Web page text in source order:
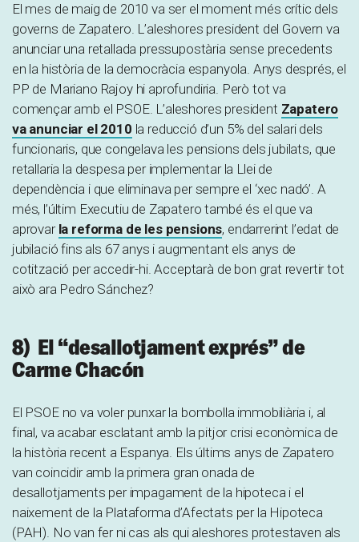
El mes de maig de 2010 va ser el moment més crític dels
governs de Zapatero. L’aleshores president del Govern va
anunciar una retallada pressupostària sense precedents
en la història de la democràcia espanyola. Anys després, el
PP de Mariano Rajoy hi aprofundiria. Però tot va
començar amb el PSOE. L’aleshores president Zapatero
va anunciar el 2010 la reducció d’un 5% del salari dels
funcionaris, que congelava les pensions dels jubilats, que
retallaria la despesa per implementar la Llei de
dependència i que eliminava per sempre el ‘xec nadó’. A
més, l’últim Executiu de Zapatero també és el que va
aprovar la reforma de les pensions, endarrerint l’edat de
jubilació fins als 67 anys i augmentant els anys de
cotització per accedir-hi. Acceptarà de bon grat revertir tot
això ara Pedro Sánchez?
8) El “desallotjament exprés” de
Carme Chacón
El PSOE no va voler punxar la bombolla immobiliària i, al
final, va acabar esclatant amb la pitjor crisi econòmica de
la història recent a Espanya. Els últims anys de Zapatero
van coincidir amb la primera gran onada de
desallotjaments per impagament de la hipoteca i el
naixement de la Plataforma d’Afectats per la Hipoteca
(PAH). No van fer ni cas als qui aleshores protestaven als